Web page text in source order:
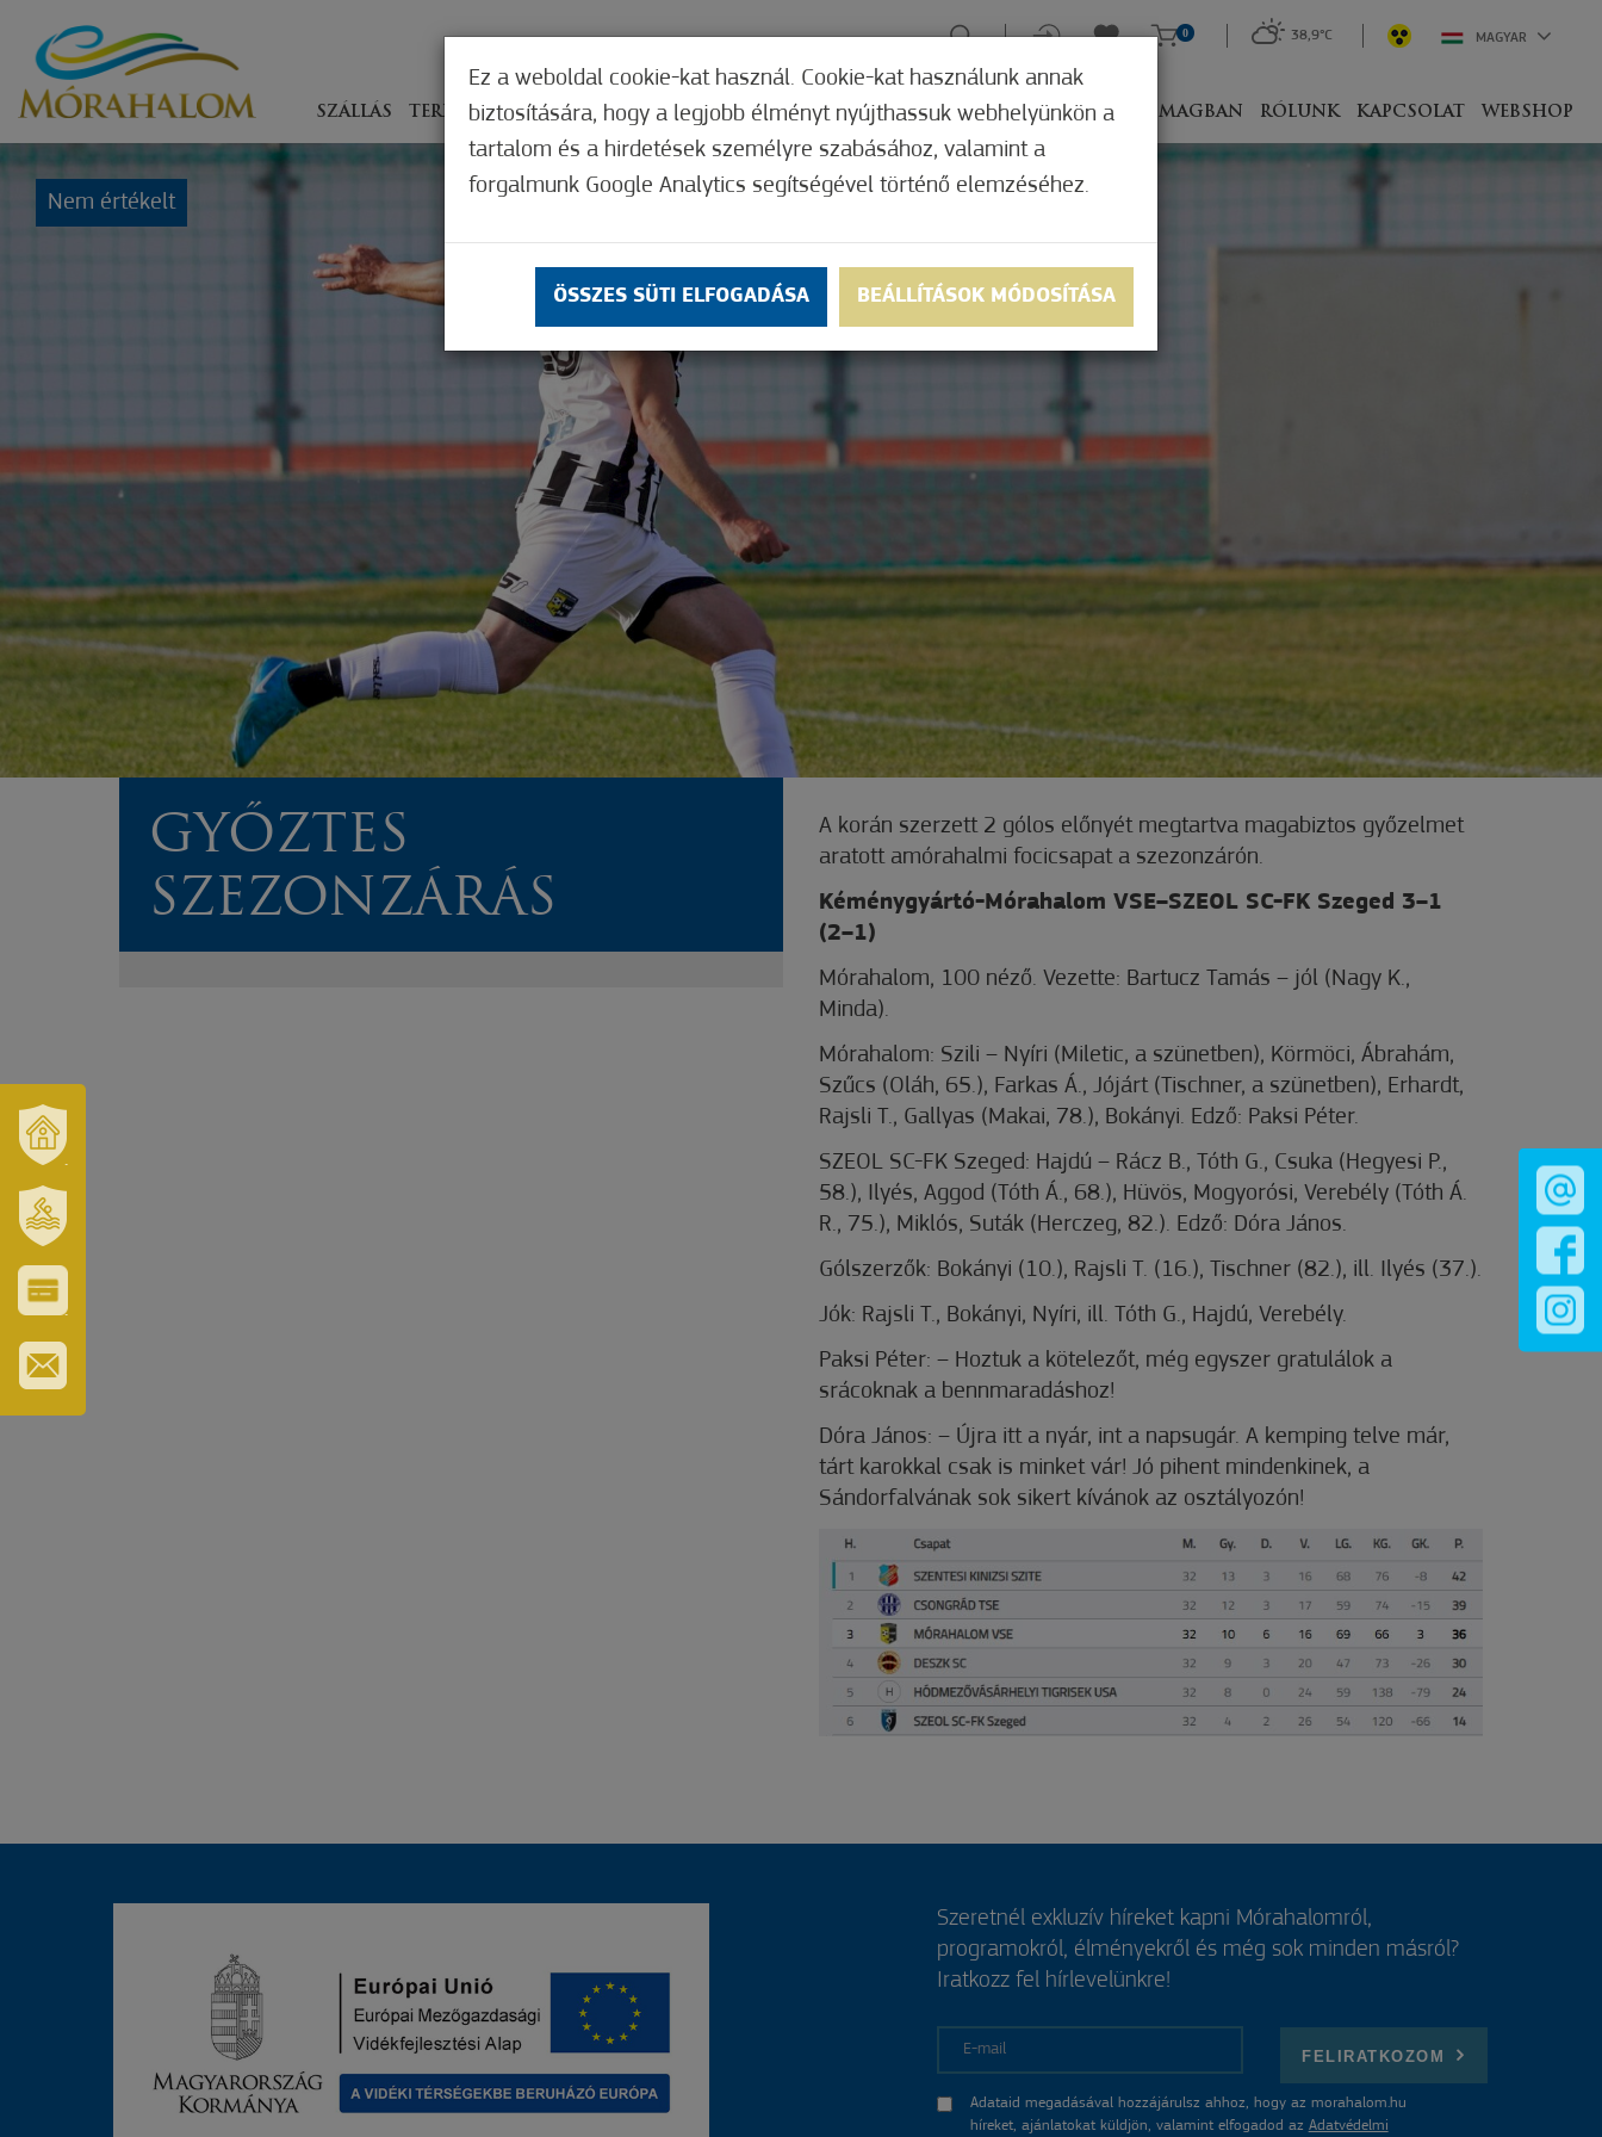
ÉS
TÉRSÉGÜNK
ERZSÉBET
GYÓGYFÜRDŐ
ÉS
TURISZTIKAI
KÁRTYA
SZÁLLÁS TERÍTÉKEN ÉLMÉNYSZERZÉS ZÖLD FÓKUSZ GYÓGYHELY MERRE, MIVEL CSOMAGBAN RÓLUNK KAPCSOLAT WEBSHOP
0 38,9°C MAGYAR
Nem értékelt
GYŐZTES
SZEZONZÁRÁS
A korán szerzett 2 gólos előnyét megtartva magabiztos győzelmet
aratott amórahalmi focicsapat a szezonzárón.
Kéménygyártó-Mórahalom VSE–SZEOL SC-FK Szeged 3–1
(2–1)
Mórahalom, 100 néző. Vezette: Bartucz Tamás – jól (Nagy K.,
Minda).
Mórahalom: Szili – Nyíri (Miletic, a szünetben), Körmöci, Ábrahám,
Szűcs (Oláh, 65.), Farkas Á., Jójárt (Tischner, a szünetben), Erhardt,
Rajsli T., Gallyas (Makai, 78.), Bokányi. Edző: Paksi Péter.
SZEOL SC-FK Szeged: Hajdú – Rácz B., Tóth G., Csuka (Hegyesi P.,
58.), Ilyés, Aggod (Tóth Á., 68.), Hüvös, Mogyorósi, Verebély (Tóth Á.
R., 75.), Miklós, Suták (Herczeg, 82.). Edző: Dóra János.
Gólszerzők: Bokányi (10.), Rajsli T. (16.), Tischner (82.), ill. Ilyés (37.).
Jók: Rajsli T., Bokányi, Nyíri, ill. Tóth G., Hajdú, Verebély.
Paksi Péter: – Hoztuk a kötelezőt, még egyszer gratulálok a
srácoknak a bennmaradáshoz!
Dóra János: – Újra itt a nyár, int a napsugár. A kemping telve már,
tárt karokkal csak is minket vár! Jó pihent mindenkinek, a
Sándorfalvának sok sikert kívánok az osztályozón!
Ez a weboldal cookie-kat használ. Cookie-kat használunk annak
biztosítására, hogy a legjobb élményt nyújthassuk webhelyünkön a
tartalom és a hirdetések személyre szabásához, valamint a
forgalmunk Google Analytics segítségével történő elemzéséhez.
ÖSSZES SÜTI ELFOGADÁSA BEÁLLÍTÁSOK MÓDOSÍTÁSA
Szeretnél exkluzív híreket kapni Mórahalomról,
programokról, élményekről és még sok minden másról?
Iratkozz fel hírlevelünkre!
FELIRATKOZOM
Adataid megadásával hozzájárulsz ahhoz, hogy az morahalom.hu
híreket, ajánlatokat küldjön, valamint elfogadod az Adatvédelmi